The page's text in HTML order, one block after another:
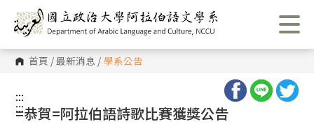
跳
到
主
內
容 首頁 /最新消息 / 學系公告
:::
:::
=恭賀=阿拉伯語詩歌比賽獲獎公告